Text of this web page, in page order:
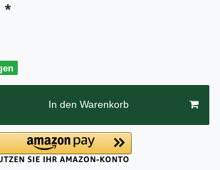
*
In den Warenkorb